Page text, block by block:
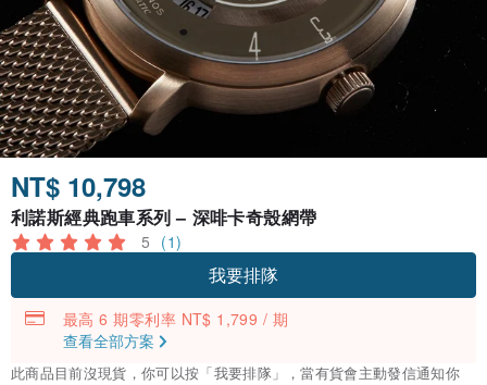
NT$ 10,798
利諾斯經典跑車系列 – 深啡卡奇殼網帶
5 (1)
我要排隊
最高 6 期零利率 NT$ 1,799 / 期
查看全部方案
此商品目前沒現貨，你可以按「我要排隊」，當有貨會主動發信通知你